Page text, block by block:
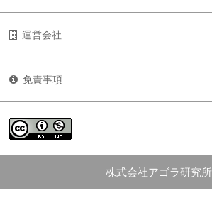
運営会社
免責事項
株式会社アゴラ研究所